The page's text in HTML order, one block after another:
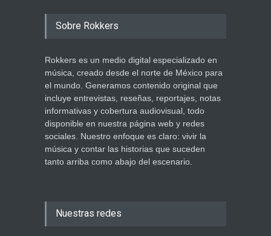
Sobre Rokkers
Rokkers es un medio digital especializado en
música, creado desde el norte de México para
el mundo. Generamos contenido original que
incluye entrevistas, reseñas, reportajes, notas
informativas y cobertura audiovisual, todo
disponible en nuestra página web y redes
sociales. Nuestro enfoque es claro: vivir la
música y contar las historias que suceden
tanto arriba como abajo del escenario.
Nuestras redes